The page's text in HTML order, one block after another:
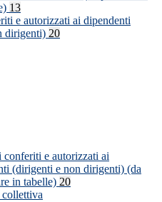
13
e autorizzati ai dipendenti
dirigenti) 20
conferiti e autorizzati ai
(dirigenti e non dirigenti) (da
in tabelle) 20